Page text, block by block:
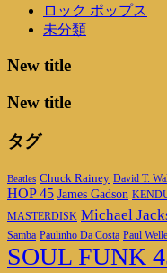
ロック ポップス
未分類
New title
New title
タグ
Beatles Chuck Rainey David T.
HOP 45 James Gadson
MASTERDISK Michael
Samba Paulinho Da Costa Paul
SOUL FUNK